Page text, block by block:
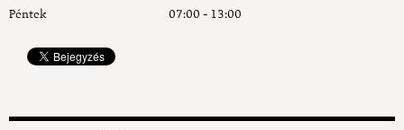
Péntek 07:00 - 13:00